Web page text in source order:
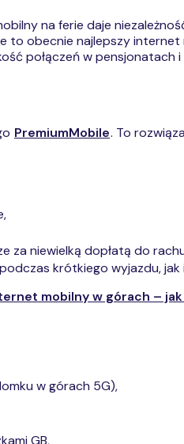
na ferie daje
to obecnie najlepszy
połączeń w pensjonatach
PremiumMobile. To
za niewielką dopłatą do
krótkiego wyjazdu, jak
mobilny w górach –
w górach 5G),
GB,